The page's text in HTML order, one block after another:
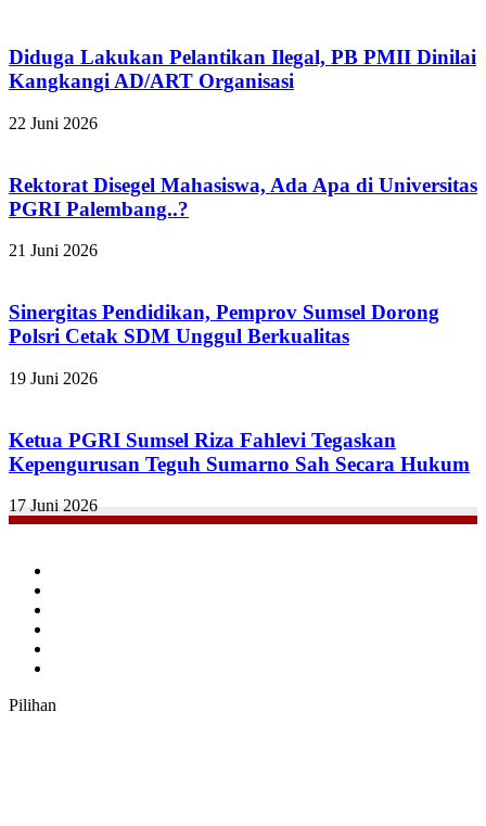
Diduga Lakukan Pelantikan Ilegal, PB PMII Dinilai
Kangkangi AD/ART Organisasi
22 Juni 2026
Rektorat Disegel Mahasiswa, Ada Apa di Universitas
PGRI Palembang..?
21 Juni 2026
Sinergitas Pendidikan, Pemprov Sumsel Dorong
Polsri Cetak SDM Unggul Berkualitas
19 Juni 2026
Ketua PGRI Sumsel Riza Fahlevi Tegaskan
Kepengurusan Teguh Sumarno Sah Secara Hukum
17 Juni 2026
Pilihan